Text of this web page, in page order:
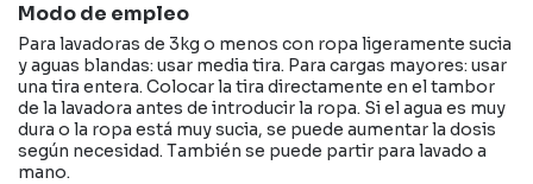
Modo de empleo
Para lavadoras de 3kg o menos con ropa ligeramente sucia
y aguas blandas: usar media tira. Para cargas mayores: usar
una tira entera. Colocar la tira directamente en el tambor
de la lavadora antes de introducir la ropa. Si el agua es muy
dura o la ropa está muy sucia, se puede aumentar la dosis
según necesidad. También se puede partir para lavado a
mano.